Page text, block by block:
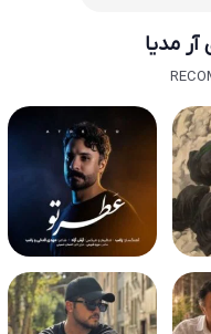
مدیا